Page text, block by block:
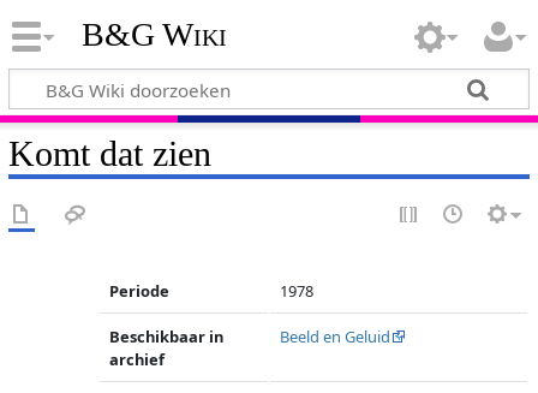
B&G Wiki
Komt dat zien
Periode 1978
Beschikbaar in
archief
Beeld en Geluid